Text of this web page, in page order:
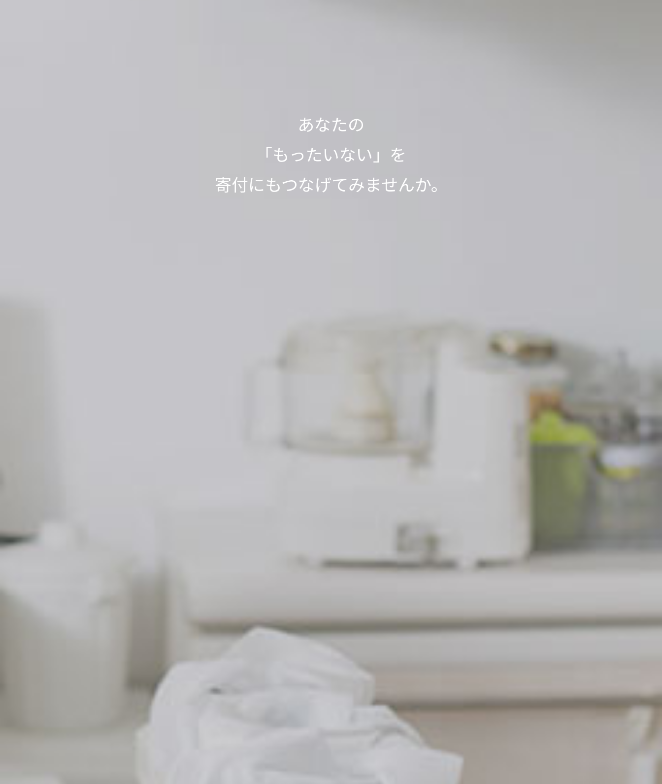
「もったいない」が
世界の
「ありがとう」につながっています。
不用品を送って1,000L分、SNSシェアで100L分の
水をきれいにする浄化剤を寄付する
取り組みを実施中です。
あなたの
「もったいない」を
寄付にもつなげてみませんか。
あなたの不用品が世界の人々の役に立っています。
「もったいない運送」は、
身の回りのスッキリが社会貢献につながるサービスです。
今日も寄付で
見知らぬ誰かの笑顔が
生まれました。
「もったいない」が
世界の
「ありがとう」につながっています。
不用品を送って1,000L分、SNSシェアで100L分の
水をきれいにする浄化剤を寄付する
取り組みを実施中です。